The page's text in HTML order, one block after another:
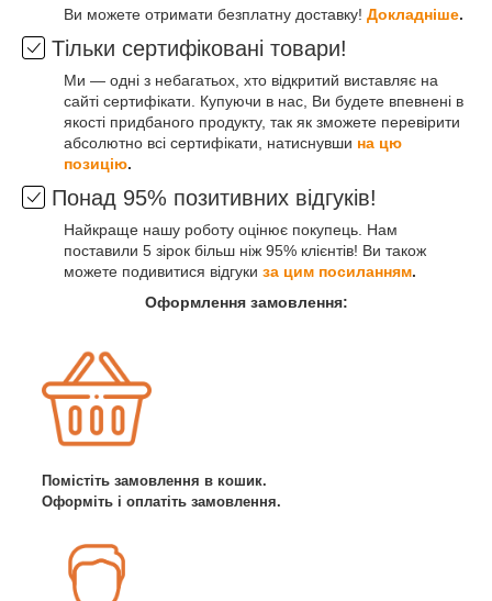
Ви можете отримати безплатну доставку! Докладніше.
Тільки сертифіковані товари!
Ми — одні з небагатьох, хто відкритий виставляє на
сайті сертифікати. Купуючи в нас, Ви будете впевнені в
якості придбаного продукту, так як зможете перевірити
абсолютно всі сертифікати, натиснувши на цю
позицію.
Понад 95% позитивних відгуків!
Найкраще нашу роботу оцінює покупець. Нам
поставили 5 зірок більш ніж 95% клієнтів! Ви також
можете подивитися відгуки за цим посиланням.
Оформлення замовлення:
Помістіть замовлення в кошик.
Оформіть і оплатіть замовлення.